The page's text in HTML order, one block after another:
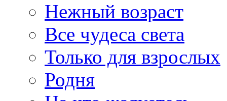
Нежный возраст
Все чудеса света
Только для взрослых
Родня